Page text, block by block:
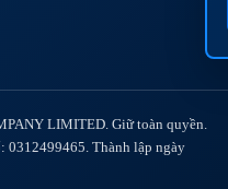
LIMITED. Giữ toàn quyền.
0312499465. Thành lập ngày